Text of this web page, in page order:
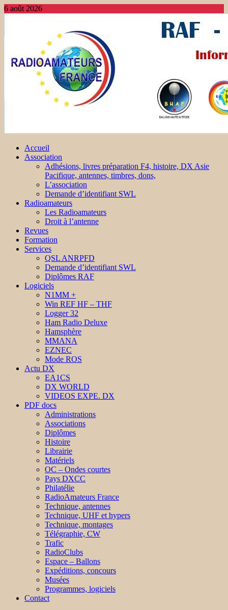
6 août 2026
Accueil
Association
Adhésions, livres préparation F4, histoire, DX Asie
Pacifique, antennes, timbres, dons,
L’association
Demande d’identifiant SWL
Radioamateurs
Les Radioamateurs
Droit à l’antenne
Revues
Formation
Services
QSL ANRPFD
Demande d’identifiant SWL
Diplômes RAF
Logiciels
N1MM +
Win REF HF – THF
Logger 32
Ham Radio Deluxe
Hamsphère
MMANA
EZNEC
Mode ROS
Actu DX
EA1CS
DX WORLD
VIDEOS EXPE. DX
PDF docs
Administrations
Associations
Diplômes
Histoire
Librairie
Matériels
OC – Ondes courtes
Pays DXCC
Philatélie
RadioAmateurs France
Technique, antennes
Technique, UHF et hypers
Technique, montages
Télégraphie, CW
Trafic
RadioClubs
Espace – Ballons
Expéditions, concours
Musées
Programmes, logiciels
Contact